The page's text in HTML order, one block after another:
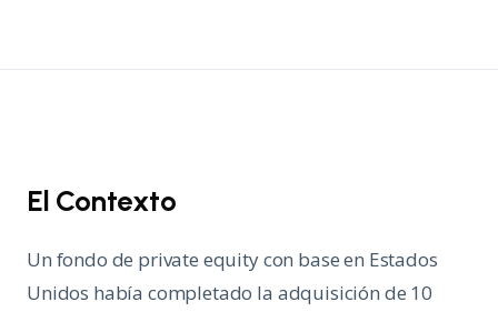
El Contexto
Un fondo de private equity con base en Estados
Unidos había completado la adquisición de 10